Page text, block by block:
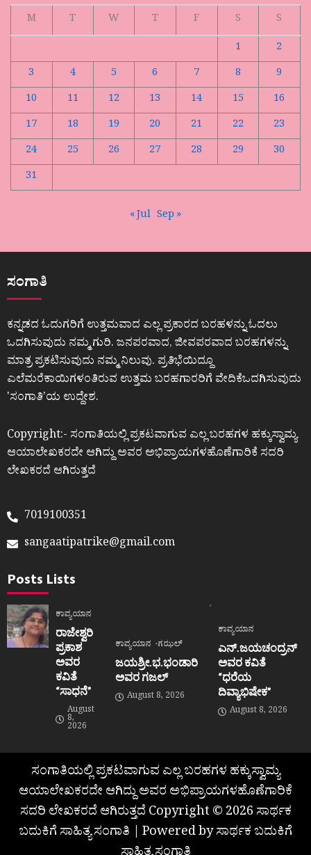
M
T W T F S
S
1
2
3
4 5 6 7 8
9
10
11 12 13 14 15
16
17
18 19 20 21 22
23
24
25 26 27 28 29
30
31
« Jul Sep »
ಸಂಗಾತಿ
ಕನ್ನಡದ ಓದುಗರಿಗೆ ಉತ್ತಮವಾದ ಎಲ್ಲ ಪ್ರಕಾರದ ಬರಹಳನ್ನು ಓದಲು
ಒದಗಿಸುವುದು ನಮ್ಮ ಗುರಿ. ಜನಪರವಾದ, ಜೀವಪರವಾದ ಬರಹಗಳನ್ನು
ಮಾತ್ರ ಪ್ರಕಟಿಸುವುದು ನಮ್ಮ ನಿಲುವು. ಪ್ರತಿಭೆಯಿದ್ದೂ
ಎಲೆಮರೆಕಾಯಿಗಳಂತಿರುವ ಉತ್ತಮ ಬರಹಗಾರರಿಗೆ ವೇದಿಕೆಒದಗಿಸುವುದು
ʼಸಂಗಾತಿʼಯ ಉದ್ದೇಶ.
Copyright:- ಸಂಗಾತಿಯಲ್ಲಿ ಪ್ರಕಟವಾಗುವ ಎಲ್ಲ ಬರಹಗಳ ಹಕ್ಕುಸ್ವಾಮ್ಯ
ಆಯಾಲೇಖಕರದೇ ಆಗಿದ್ದು ಅವರ ಅಭಿಪ್ರಾಯಗಳಹೊಣೆಗಾರಿಕೆ ಸದರಿ
ಲೇಖಕರದೆ ಆಗಿರುತ್ತದೆ
7019100351
sangaatipatrike@gmail.com
Posts Lists
ಕಾವ್ಯಯಾನ
ರಾಜೇಶ್ವರಿ
ಪ್ರಕಾಶ
ಅವರ
ಕವಿತೆ
“ಸಾಧನೆ”
August
8,
2026
ಕಾವ್ಯಯಾನ ಗಝಲ್
ಜಯಶ್ರೀ.ಭ.ಭಂಡಾರಿ
ಅವರ ಗಜಲ್
August 8, 2026
ಕಾವ್ಯಯಾನ
ಎನ್.ಜಯಚಂದ್ರನ್
ಅವರ ಕವಿತೆ
“ಧರೆಯ
ದಿವ್ಯಾಭಿಷೇಕ”
August 8, 2026
ಸಂಗಾತಿಯಲ್ಲಿ ಪ್ರಕಟವಾಗುವ ಎಲ್ಲ ಬರಹಗಳ ಹಕ್ಕುಸ್ವಾಮ್ಯ
ಆಯಾಲೇಖಕರದೇ ಆಗಿದ್ದು ಅವರ ಅಭಿಪ್ರಾಯಗಳಹೊಣೆಗಾರಿಕೆ
ಸದರಿ ಲೇಖಕರದೆ ಆಗಿರುತ್ತದೆ Copyright © 2026 ಸಾರ್ಥಕ
ಬದುಕಿಗೆ ಸಾಹಿತ್ಯ ಸಂಗಾತಿ | Powered by ಸಾರ್ಥಕ ಬದುಕಿಗೆ